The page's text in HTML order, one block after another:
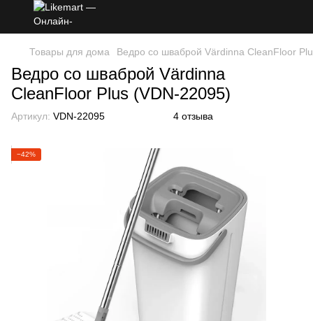
Товары для дома Ведро со шваброй Värdinna CleanFloor
Ведро со шваброй Värdinna
CleanFloor Plus (VDN-22095)
Артикул: VDN-22095 4 отзыва
−42%